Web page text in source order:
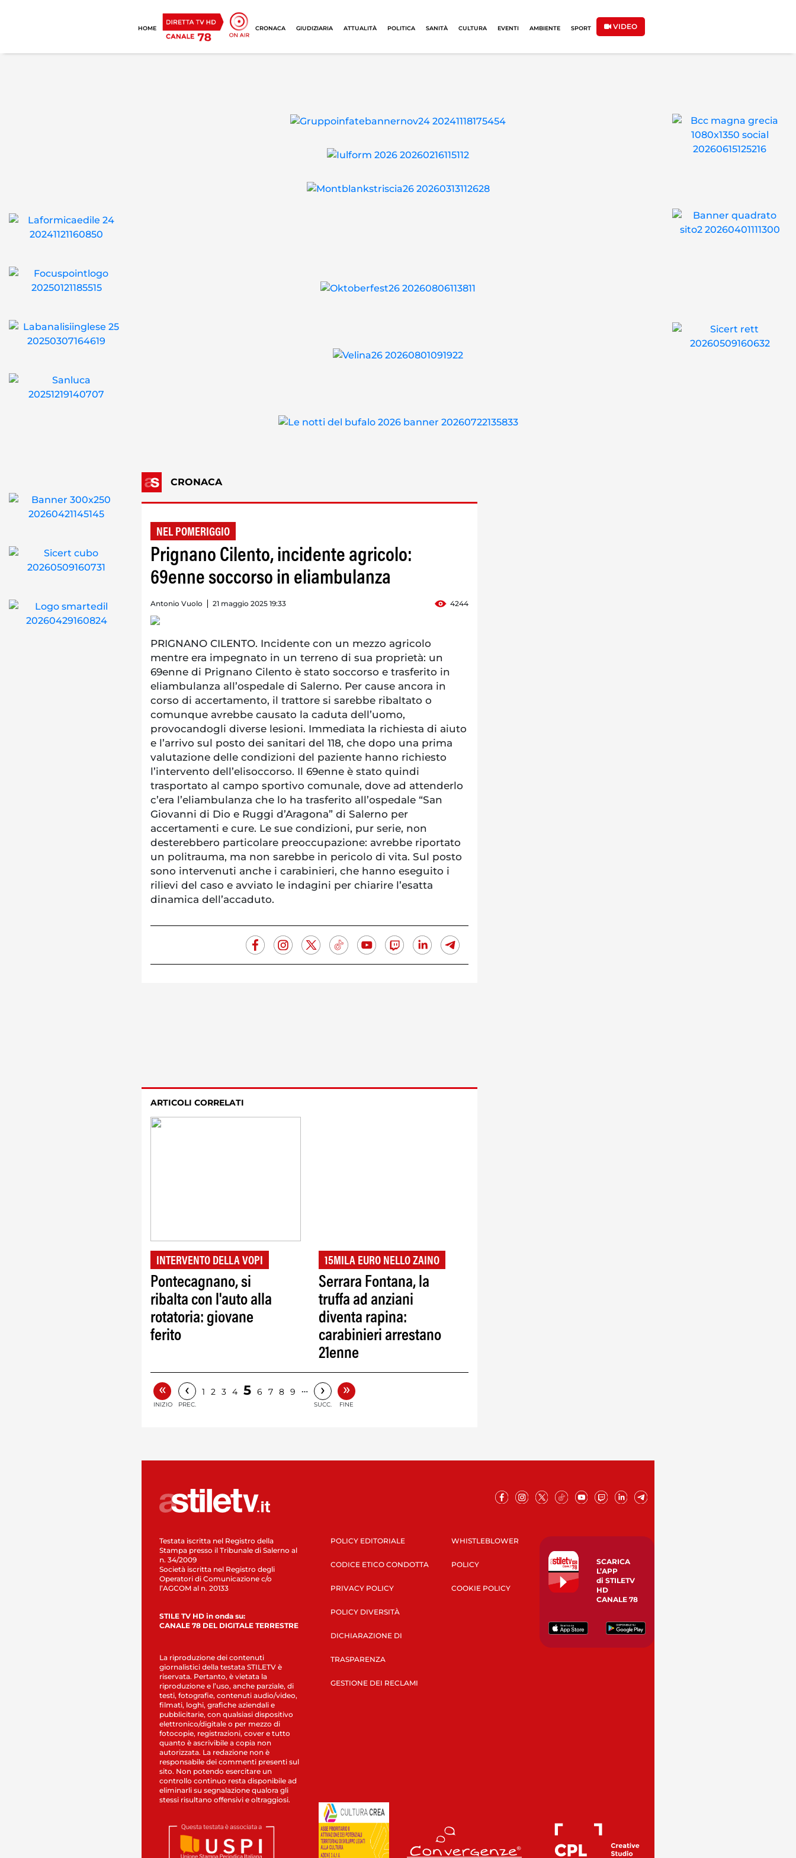
HOME CRONACA GIUDIZIARIA ATTUALITÀ POLITICA SANITÀ CULTURA EVENTI AMBIENTE SPORT VIDEO
CRONACA
NEL POMERIGGIO
Prignano Cilento, incidente agricolo:
69enne soccorso in eliambulanza
Antonio Vuolo 21 maggio 2025 19:33 4244
PRIGNANO CILENTO. Incidente con un mezzo agricolo
mentre era impegnato in un terreno di sua proprietà: un
69enne di Prignano Cilento è stato soccorso e trasferito in
eliambulanza all’ospedale di Salerno. Per cause ancora in
corso di accertamento, il trattore si sarebbe ribaltato o
comunque avrebbe causato la caduta dell’uomo,
provocandogli diverse lesioni. Immediata la richiesta di aiuto
e l’arrivo sul posto dei sanitari del 118, che dopo una prima
valutazione delle condizioni del paziente hanno richiesto
l’intervento dell’elisoccorso. Il 69enne è stato quindi
trasportato al campo sportivo comunale, dove ad attenderlo
c’era l’eliambulanza che lo ha trasferito all’ospedale “San
Giovanni di Dio e Ruggi d’Aragona” di Salerno per
accertamenti e cure. Le sue condizioni, pur serie, non
desterebbero particolare preoccupazione: avrebbe riportato
un politrauma, ma non sarebbe in pericolo di vita. Sul posto
sono intervenuti anche i carabinieri, che hanno eseguito i
rilievi del caso e avviato le indagini per chiarire l’esatta
dinamica dell’accaduto.
ARTICOLI CORRELATI
INTERVENTO DELLA VOPI
Pontecagnano, si
ribalta con l'auto alla
rotatoria: giovane
ferito
15MILA EURO NELLO ZAINO
Serrara Fontana, la
truffa ad anziani
diventa rapina:
carabinieri arrestano
21enne
«
INIZIO
‹
PREC.
1 2 3 4 5 6 7 8 9 … ›
SUCC.
»
FINE
Testata iscritta nel Registro della
Stampa presso il Tribunale di Salerno al
n. 34/2009
Società iscritta nel Registro degli
Operatori di Comunicazione c/o
l’AGCOM al n. 20133
STILE TV HD in onda su:
CANALE 78 DEL DIGITALE TERRESTRE
La riproduzione dei contenuti
giornalistici della testata STILETV è
riservata. Pertanto, è vietata la
riproduzione e l’uso, anche parziale, di
testi, fotografie, contenuti audio/video,
filmati, loghi, grafiche aziendali e
pubblicitarie, con qualsiasi dispositivo
elettronico/digitale o per mezzo di
fotocopie, registrazioni, cover e tutto
quanto è ascrivibile a copia non
autorizzata. La redazione non è
responsabile dei commenti presenti sul
sito. Non potendo esercitare un
controllo continuo resta disponibile ad
eliminarli su segnalazione qualora gli
stessi risultano offensivi e oltraggiosi.
POLICY EDITORIALE
CODICE ETICO CONDOTTA
PRIVACY POLICY
POLICY DIVERSITÀ
DICHIARAZIONE DI
TRASPARENZA
GESTIONE DEI RECLAMI
WHISTLEBLOWER
POLICY
COOKIE POLICY
SCARICA
L’APP
di STILETV
HD
CANALE 78